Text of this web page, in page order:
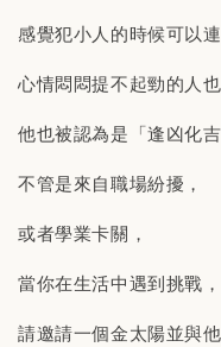
感覺犯小人的時候可以連
心情悶悶提不起勁的人也
他也被認為是「逢凶化吉
不管是來自職場紛擾，
或者學業卡關，
當你在生活中遇到挑戰，
請邀請一個金太陽並與他